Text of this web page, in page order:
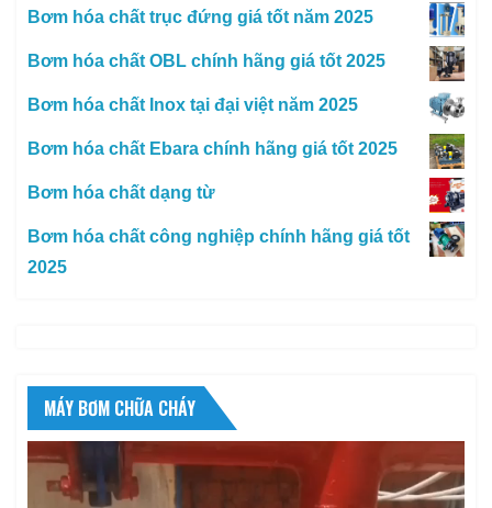
Bơm hóa chất trục đứng giá tốt năm 2025
Bơm hóa chất OBL chính hãng giá tốt 2025
Bơm hóa chất Inox tại đại việt năm 2025
Bơm hóa chất Ebara chính hãng giá tốt 2025
Bơm hóa chất dạng từ
Bơm hóa chất công nghiệp chính hãng giá tốt
2025
MÁY BƠM CHỮA CHÁY
Trình
chơi